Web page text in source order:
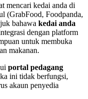
mencari kedai anda di
(GrabFood, Foodpanda,
bahawa kedai anda
dengan platform
untuk membuka
makanan.
portal pedagang
ini tidak berfungsi,
akaun penyedia